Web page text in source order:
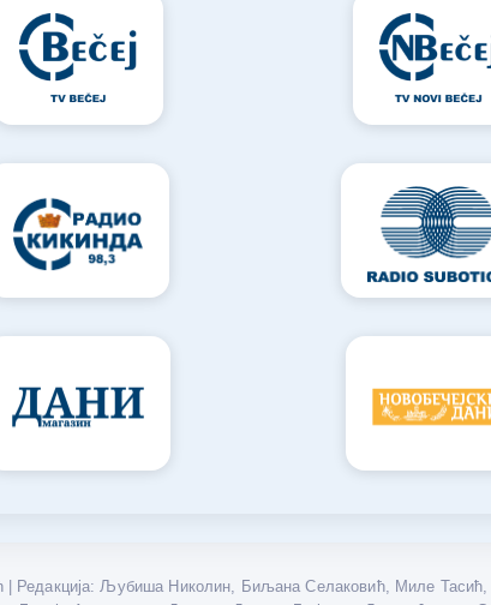
| Редакција: Љубиша Николин, Биљана Селаковић, Миле